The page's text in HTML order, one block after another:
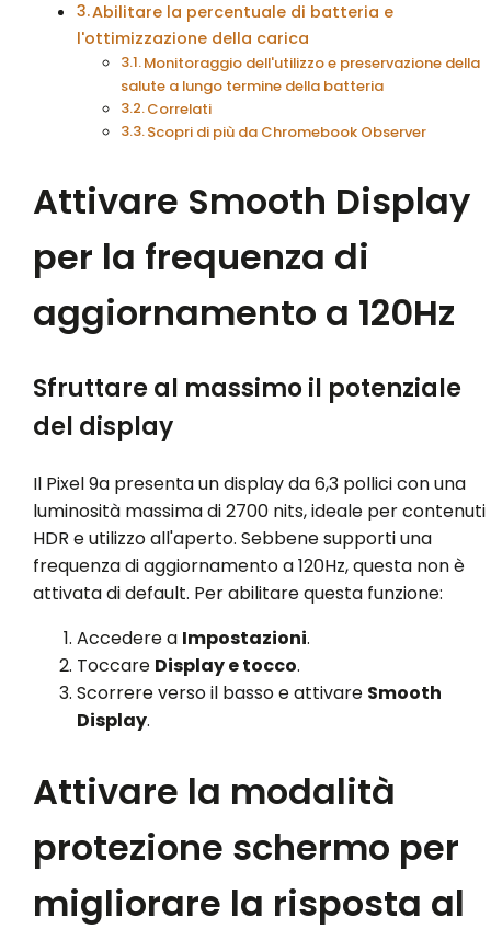
Abilitare la percentuale di batteria e
l'ottimizzazione della carica
Monitoraggio dell'utilizzo e preservazione della
salute a lungo termine della batteria
Correlati
Scopri di più da Chromebook Observer
Attivare Smooth Display
per la frequenza di
aggiornamento a 120Hz
Sfruttare al massimo il potenziale
del display
Il Pixel 9a presenta un display da 6,3 pollici con una
luminosità massima di 2700 nits, ideale per contenuti
HDR e utilizzo all'aperto. Sebbene supporti una
frequenza di aggiornamento a 120Hz, questa non è
attivata di default. Per abilitare questa funzione:
Accedere a Impostazioni.
Toccare Display e tocco.
Scorrere verso il basso e attivare Smooth
Display.
Attivare la modalità
protezione schermo per
migliorare la risposta al